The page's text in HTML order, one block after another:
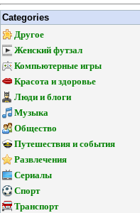
Categories
Другое
Женский футзал
Компьютерные игры
Красота и здоровье
Люди и блоги
Музыка
Общество
Путешествия и события
Развлечения
Сериалы
Спорт
Транспорт